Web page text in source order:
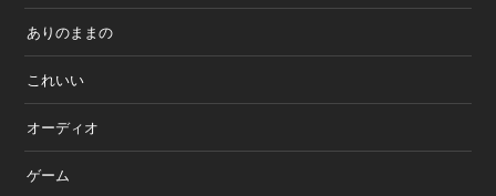
ありのままの
これいい
オーディオ
ゲーム